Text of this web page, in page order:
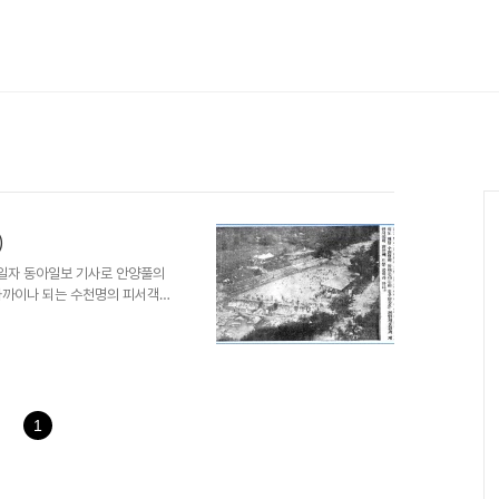
이나 되는 수천명의 피서객이
안양풀이 생기고 난후 매년
1